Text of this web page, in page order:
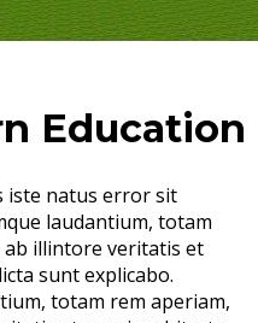
Education
iste natus error sit
laudantium, totam
ab illintore veritatis et
sunt explicabo.
totam rem aperiam,